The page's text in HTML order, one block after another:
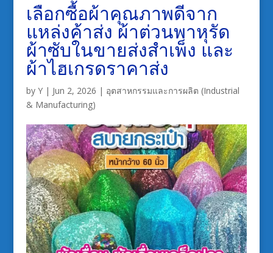
เลือกซื้อผ้าคุณภาพดีจาก
แหล่งค้าส่ง ผ้าต่วนพาหุรัด
ผ้าซับในขายส่งสำเพ็ง และ
ผ้าไฮเกรดราคาส่ง
by Y| Jun 2, 2026 | อุตสาหกรรมและการผลิต (Industrial
& Manufacturing)